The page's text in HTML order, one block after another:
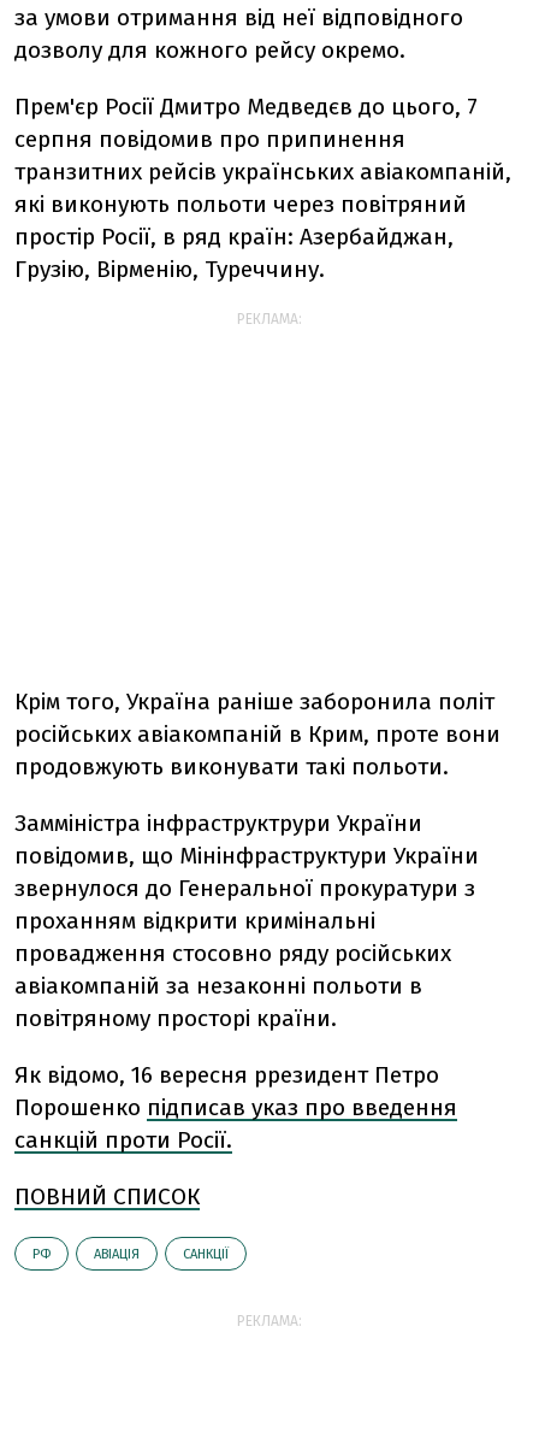
за умови отримання від неї відповідного
дозволу для кожного рейсу окремо.
Прем'єр Росії Дмитро Медведєв до цього, 7
серпня повідомив про припинення
транзитних рейсів українських авіакомпаній,
які виконують польоти через повітряний
простір Росії, в ряд країн: Азербайджан,
Грузію, Вірменію, Туреччину.
РЕКЛАМА:
Крім того, Україна раніше заборонила політ
російських авіакомпаній в Крим, проте вони
продовжують виконувати такі польоти.
Замміністра інфраструктрури України
повідомив, що Мінінфраструктури України
звернулося до Генеральної прокуратури з
проханням відкрити кримінальні
провадження стосовно ряду російських
авіакомпаній за незаконні польоти в
повітряному просторі країни.
Як відомо, 16 вересня ррезидент Петро
Порошенко підписав указ про введення
санкцій проти Росії.
ПОВНИЙ СПИСОК
РФ АВІАЦІЯ САНКЦІЇ
РЕКЛАМА: